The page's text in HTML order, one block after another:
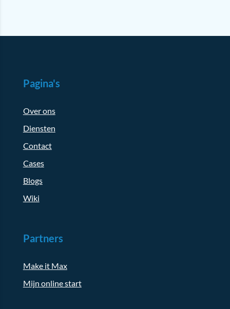
Pagina's
Over ons
Diensten
Contact
Cases
Blogs
Wiki
Partners
Make it Max
Mijn online start